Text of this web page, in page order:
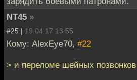
NT45 »
#25 | 19.04.17 13:55
Кому: AlexEye70, #22
> и переломе шейных позвонков